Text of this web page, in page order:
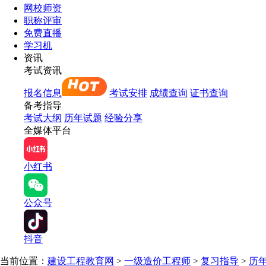
网校师资
职称评审
免费直播
学习机
资讯
考试资讯
报名信息 考试安排 成绩查询 证书查询
备考指导
考试大纲 历年试题 经验分享
全媒体平台
小红书
公众号
抖音
当前位置： 建设工程教育网 > 一级造价工程师 > 复习指导 > 历